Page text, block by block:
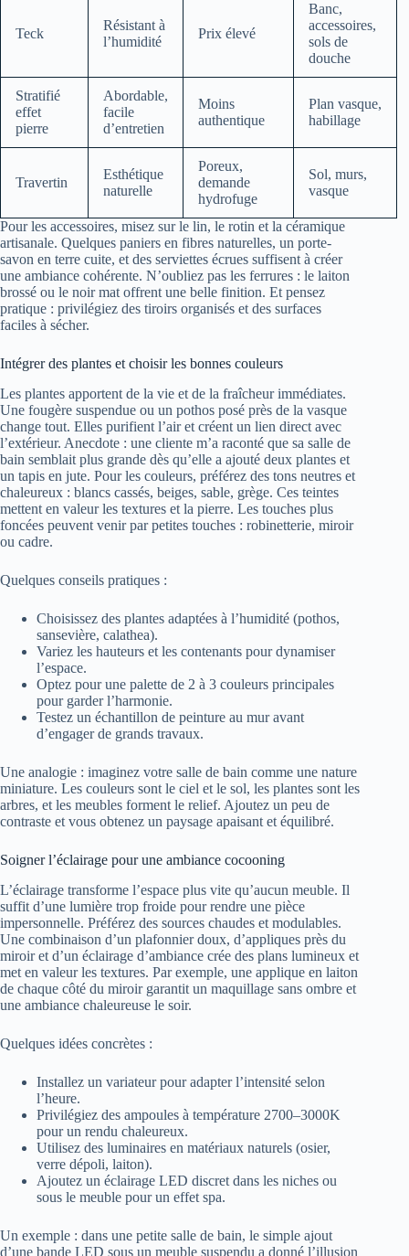
Teck
Résistant à
l’humidité
Prix élevé
Banc,
accessoires,
sols de
douche
Stratifié
effet
pierre
Abordable,
facile
d’entretien
Moins
authentique
Plan vasque,
habillage
Travertin
Esthétique
naturelle
Poreux,
demande
hydrofuge
Sol, murs,
vasque
Pour les accessoires, misez sur le lin, le rotin et la céramique
artisanale. Quelques paniers en fibres naturelles, un porte-
savon en terre cuite, et des serviettes écrues suffisent à créer
une ambiance cohérente. N’oubliez pas les ferrures : le laiton
brossé ou le noir mat offrent une belle finition. Et pensez
pratique : privilégiez des tiroirs organisés et des surfaces
faciles à sécher.
Intégrer des plantes et choisir les bonnes couleurs
Les plantes apportent de la vie et de la fraîcheur immédiates.
Une fougère suspendue ou un pothos posé près de la vasque
change tout. Elles purifient l’air et créent un lien direct avec
l’extérieur. Anecdote : une cliente m’a raconté que sa salle de
bain semblait plus grande dès qu’elle a ajouté deux plantes et
un tapis en jute. Pour les couleurs, préférez des tons neutres et
chaleureux : blancs cassés, beiges, sable, grège. Ces teintes
mettent en valeur les textures et la pierre. Les touches plus
foncées peuvent venir par petites touches : robinetterie, miroir
ou cadre.
Quelques conseils pratiques :
Choisissez des plantes adaptées à l’humidité (pothos,
sansevière, calathea).
Variez les hauteurs et les contenants pour dynamiser
l’espace.
Optez pour une palette de 2 à 3 couleurs principales
pour garder l’harmonie.
Testez un échantillon de peinture au mur avant
d’engager de grands travaux.
Une analogie : imaginez votre salle de bain comme une nature
miniature. Les couleurs sont le ciel et le sol, les plantes sont les
arbres, et les meubles forment le relief. Ajoutez un peu de
contraste et vous obtenez un paysage apaisant et équilibré.
Soigner l’éclairage pour une ambiance cocooning
L’éclairage transforme l’espace plus vite qu’aucun meuble. Il
suffit d’une lumière trop froide pour rendre une pièce
impersonnelle. Préférez des sources chaudes et modulables.
Une combinaison d’un plafonnier doux, d’appliques près du
miroir et d’un éclairage d’ambiance crée des plans lumineux et
met en valeur les textures. Par exemple, une applique en laiton
de chaque côté du miroir garantit un maquillage sans ombre et
une ambiance chaleureuse le soir.
Quelques idées concrètes :
Installez un variateur pour adapter l’intensité selon
l’heure.
Privilégiez des ampoules à température 2700–3000K
pour un rendu chaleureux.
Utilisez des luminaires en matériaux naturels (osier,
verre dépoli, laiton).
Ajoutez un éclairage LED discret dans les niches ou
sous le meuble pour un effet spa.
Un exemple : dans une petite salle de bain, le simple ajout
d’une bande LED sous un meuble suspendu a donné l’illusion